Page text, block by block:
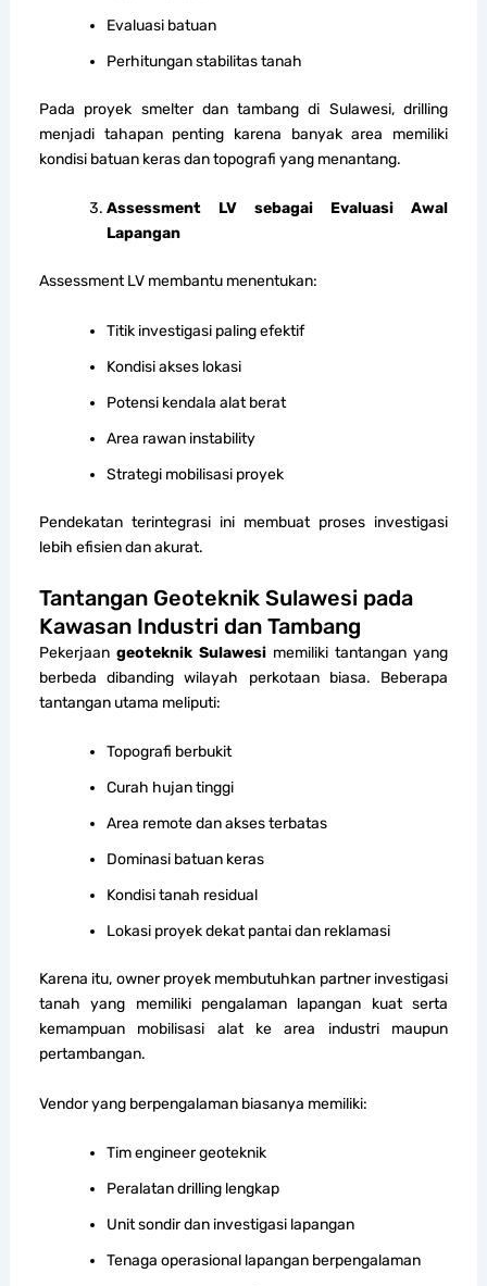
Evaluasi batuan
Perhitungan stabilitas tanah
Pada proyek smelter dan tambang di Sulawesi, drilling
menjadi tahapan penting karena banyak area memiliki
kondisi batuan keras dan topografi yang menantang.
Assessment LV sebagai Evaluasi Awal
Lapangan
Assessment LV membantu menentukan:
Titik investigasi paling efektif
Kondisi akses lokasi
Potensi kendala alat berat
Area rawan instability
Strategi mobilisasi proyek
Pendekatan terintegrasi ini membuat proses investigasi
lebih efisien dan akurat.
Tantangan Geoteknik Sulawesi pada
Kawasan Industri dan Tambang
Pekerjaangeoteknik Sulawesi memiliki tantangan yang
berbeda dibanding wilayah perkotaan biasa. Beberapa
tantangan utama meliputi:
Topografi berbukit
Curah hujan tinggi
Area remote dan akses terbatas
Dominasi batuan keras
Kondisi tanah residual
Lokasi proyek dekat pantai dan reklamasi
Karena itu, owner proyek membutuhkan partner investigasi
tanah yang memiliki pengalaman lapangan kuat serta
kemampuan mobilisasi alat ke area industri maupun
pertambangan.
Vendor yang berpengalaman biasanya memiliki:
Tim engineer geoteknik
Peralatan drilling lengkap
Unit sondir dan investigasi lapangan
Tenaga operasional lapangan berpengalaman